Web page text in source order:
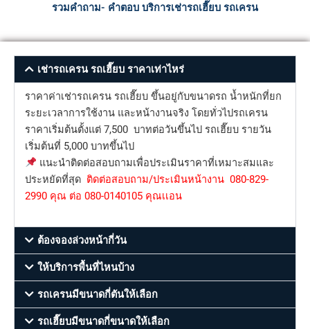
รวมคำถาม- คำตอบ บริการเช่ารถเฮี๊ยบ รถเครน
เช่ารถเครน รถเฮี๊ยบ ราคาเท่าไหร่
ราคาค่าเช่ารถเครน รถเฮี๊ยบ ขึ้นอยู่กับขนาดรถ น้ำหนักที่ยก
ระยะเวลาการใช้งาน และหน้างานจริง โดยทั่วไปรถเครน
ราคาเริ่มต้นตั้งแต่ 7,500 บาทต่อวันขึ้นไป รถเฮี๊ยบ รายวัน
เริ่มต้นที่ 5,000 บาทขึ้นไป
แนะนำติดต่อสอบถามเพื่อประเมินราคาที่เหมาะสมและ
ประหยัดที่สุด ติดต่อสอบถาม/ประเมินหน้างาน 080-829-
2990 คุณ ต่อ 080-0140105 คุณเเอน
ต้องจองล่วงหน้ากี่วัน
ให้บริการพื้นที่ไหนบ้าง
รถเครนมีขนาดกี่ตันให้เลือก
รถเฮี๊ยบมีขนาดกี่ขนาดให้เลือก